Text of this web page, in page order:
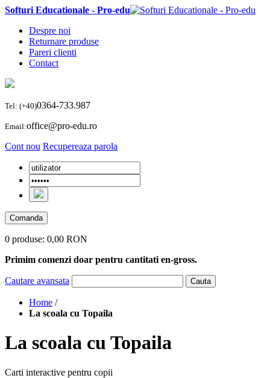
Softuri Educationale - Pro-edu
Despre noi
Returnare produse
Pareri clienti
Contact
Tel: (+40)0364-733.987
Email:office@pro-edu.ro
Cont nou Recupereaza parola
Comanda
0 produse: 0,00 RON
Primim comenzi doar pentru cantitati en-gross.
Cautare avansata Cauta
Home /
La scoala cu Topaila
La scoala cu Topaila
Carti interactive pentru copii